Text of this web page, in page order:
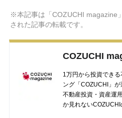
※本記事は「COZUCHI magazine
された記事の転載です。
COZUCHI
1万円から投資でき
ング「COZUCHI」が
不動産投資・資産運
か見れないCOZUCHI